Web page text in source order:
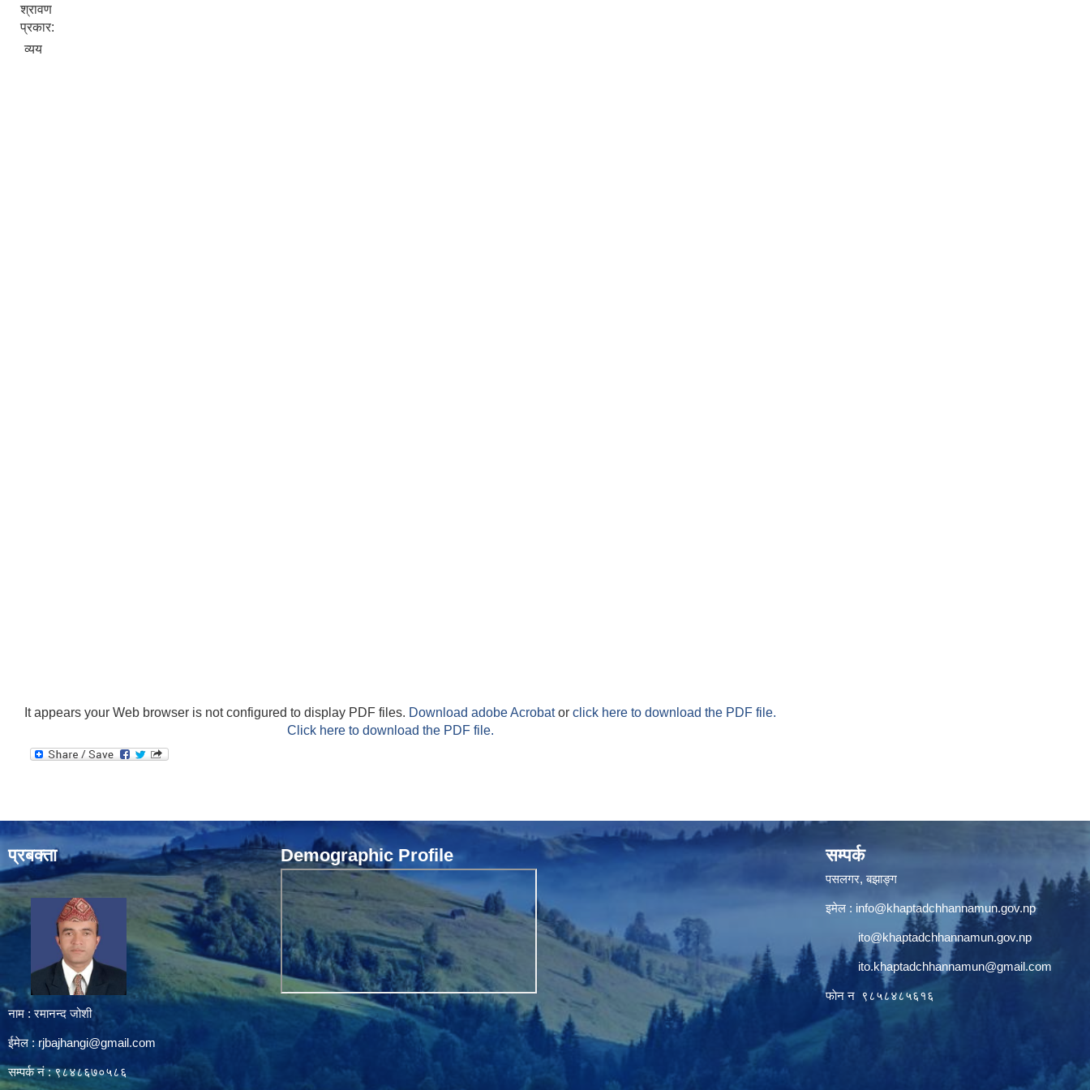
श्रावण
प्रकार:
व्यय
It appears your Web browser is not configured to display PDF files. Download adobe Acrobator click here to download the PDF file.
Click here to download the PDF file.
प्रबक्ता
नाम : रमानन्द जोशी
ईमेल :rjbajhangi@gmail.com
सम्पर्क नं : ९८४८६७०५८६
Demographic Profile सम्पर्क
पसलगर, बझाङ्ग
इमेल : info@khaptadchhannamun.gov.np
ito@khaptadchhannamun.gov.np
ito.khaptadchhannamun@gmail.com
फाेन न‌‍‍ ९८५८४८५६१६